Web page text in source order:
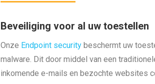
Beveiliging voor al uw toestellen
Onze Endpoint security beschermt uw
malware. Dit door middel van een
inkomende e-mails en bezochte websites